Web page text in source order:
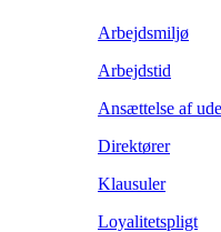
Arbejdsmiljø
Arbejdstid
Ansættelse af
Direktører
Klausuler
Loyalitetspligt